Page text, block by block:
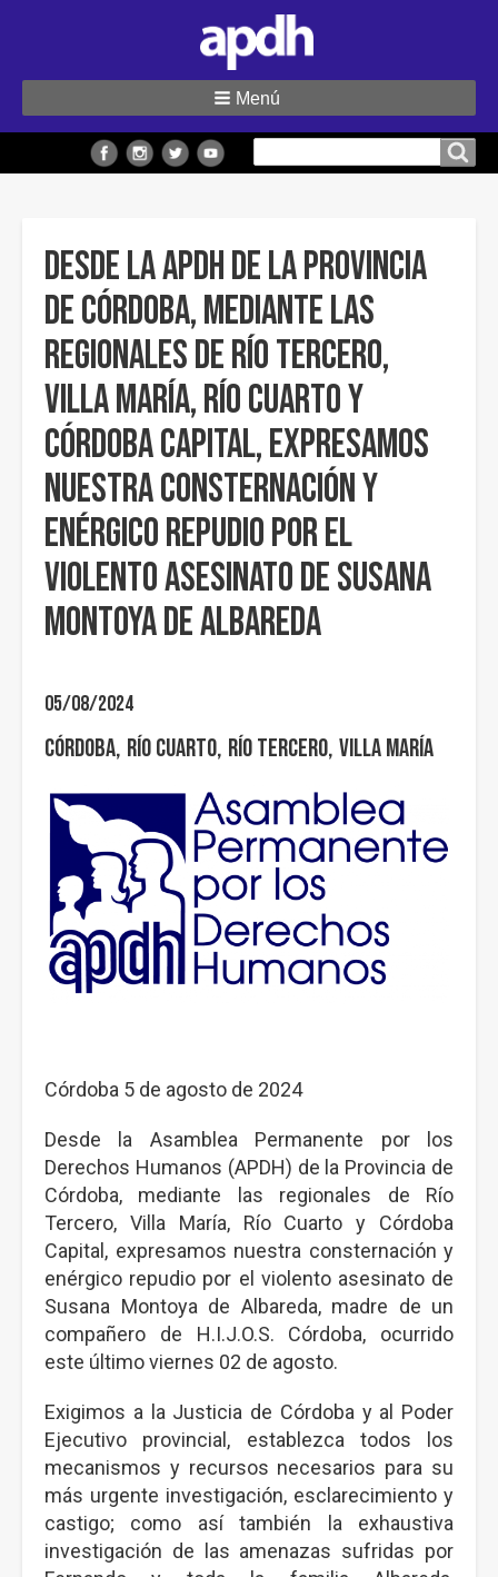
sitio
Menú
Desde la APDH de la Provincia
de Córdoba, mediante las
regionales de Río Tercero,
Villa María, Río Cuarto y
Córdoba Capital, expresamos
nuestra consternación y
enérgico repudio por el
violento asesinato de Susana
Montoya de Albareda
05/08/2024
Córdoba Río Cuarto Río Tercero Villa María
Córdoba 5 de agosto de 2024
Desde la Asamblea Permanente por los
Derechos Humanos (APDH) de la Provincia de
Córdoba, mediante las regionales de Río
Tercero, Villa María, Río Cuarto y Córdoba
Capital, expresamos nuestra consternación y
enérgico repudio por el violento asesinato de
Susana Montoya de Albareda, madre de un
compañero de H.I.J.O.S. Córdoba, ocurrido
este último viernes 02 de agosto.
Exigimos a la Justicia de Córdoba y al Poder
Ejecutivo provincial, establezca todos los
mecanismos y recursos necesarios para su
más urgente investigación, esclarecimiento y
castigo; como así también la exhaustiva
investigación de las amenazas sufridas por